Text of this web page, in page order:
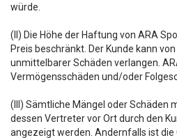
würde.
(II) Die Höhe der Haftung von ARA
Preis beschränkt. Der Kunde kann
unmittelbarer Schäden verlangen.
Vermögensschäden und/oder
(III) Sämtliche Mängel oder Schäden
dessen Vertreter vor Ort durch den
angezeigt werden. Andernfalls ist die